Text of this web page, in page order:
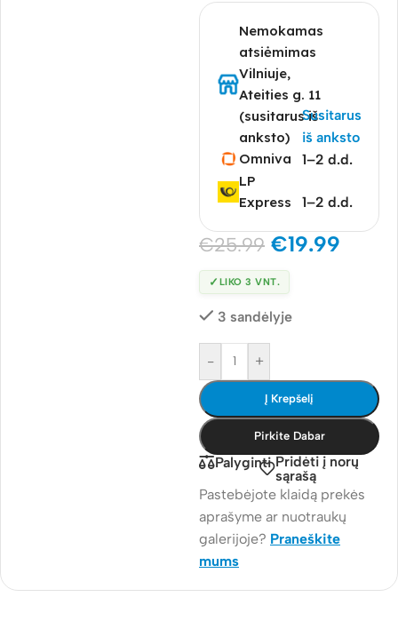
Nemokamas
atsiėmimas
Vilniuje,
Ateities g. 11
(susitarus iš
anksto)
Susitarus
iš anksto
Omniva
1–2 d.d.
LP
Express
1–2 d.d.
€25.99 €19.99
✓ LIKO 3 VNT.
3 sandėlyje
- +
Į Krepšelį
Pirkite Dabar
Palyginti Pridėti į norų
sąrašą
Pastebėjote klaidą prekės
aprašyme ar nuotraukų
galerijoje? Praneškite
mums